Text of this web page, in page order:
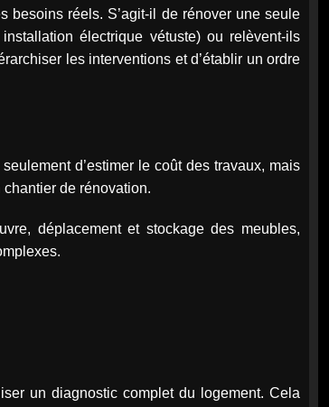
réels. S’agit-il de rénover une seule
électrique vétuste) ou relèvent-ils
les interventions et d’établir un ordre
d’estimer le coût des travaux, mais
de rénovation.
déplacement et stockage des meubles,
un diagnostic complet du logement. Cela